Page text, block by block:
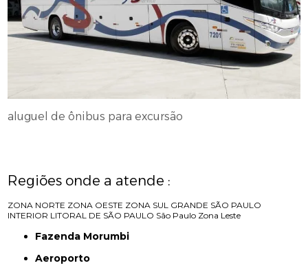
aluguel de ônibus para excursão
Regiões onde a atende :
ZONA NORTE ZONA OESTE ZONA SUL GRANDE SÃO PAULO
INTERIOR LITORAL DE SÃO PAULO São Paulo Zona Leste
Fazenda Morumbi
Aeroporto